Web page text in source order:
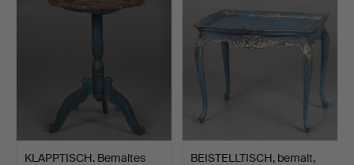
KLAPPTISCH. Bemaltes
BEISTELLTISCH, bemalt,